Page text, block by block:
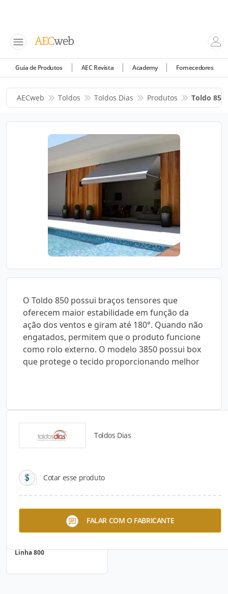
Guia de Produtos AEC Revista Academy Fornecedores
AECweb Toldos Toldos Dias Produtos Toldo 850
O Toldo 850 possui braços tensores que
oferecem maior estabilidade em função da
ação dos ventos e giram até 180°. Quando não
engatados, permitem que o produto funcione
como rolo externo. O modelo 3850 possui box
que protege o tecido proporcionando melhor
Toldos Dias
Cotar esse produto
FALAR COM O FABRICANTE
Catálogos para Download
Linha 800